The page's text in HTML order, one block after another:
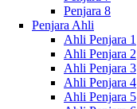
Penjara 8
Penjara Ahli
Ahli Penjara 1
Ahli Penjara 2
Ahli Penjara 3
Ahli Penjara 4
Ahli Penjara 5